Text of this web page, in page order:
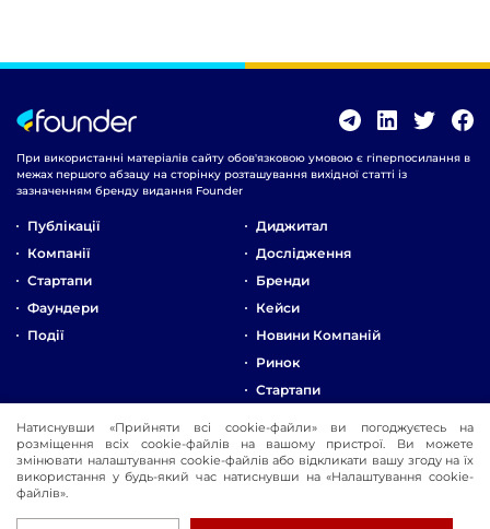
При використанні матеріалів сайту обов'язковою умовою є гіперпосилання в
межах першого абзацу на сторінку розташування вихідної статті із
зазначенням бренду видання Founder
Публікації
Компанії
Стартапи
Фаундери
Події
Диджитал
Дослідження
Бренди
Кейси
Новини Компаній
Ринок
Стартапи
Про Компанію
Реклама
Контакти
Натиснувши «Прийняти всі cookie-файли» ви погоджуєтесь на
розміщення всіх cookie-файлів на вашому пристрої. Ви можете
змінювати налаштування cookie-файлів або відкликати вашу згоду на їх
використання у будь-який час натиснувши на «Налаштування cookie-
файлів».